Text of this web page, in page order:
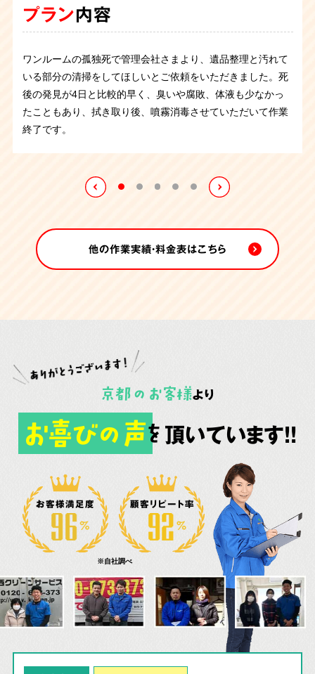
プラン内容
ワンルームの孤独死で管理会社さまより、遺品整理と汚れて
いる部分の清掃をしてほしいとご依頼をいただきました。死
後の発見が4日と比較的早く、臭いや腐敗、体液も少なかっ
たこともあり、拭き取り後、噴霧消毒させていただいて作業
終了です。
プラン内容
京都府のお客さまより、ゴミ屋敷で孤独死されたというご依
頼を受け、片付けに伴い遺品整理と特殊清掃を承りました。
孤独死現場ということで特殊清掃と遺品整理、そして部屋の
片付けをさせていただきました。現場は刺激臭と大量の害虫
が繁殖していたので大変な作業になりました。丸2日かけて
の作業となりましたが無事に終えることが出来ました。
プラン内容
トイレでの孤独死、特殊清掃作業です。死後発見が遅かった
ので腐敗が進行し体液が下地にも広がっていました。異臭も
発生していたので体液が染みた床など汚染箇所は全て取り払
ってオゾン施工を行うことになりました。作業が終わるとご
プラン内容
ここ最近、ゴミ屋敷で孤独死されたというご依頼がいくつか
ありましたが、コチラも同じ状況です。しかし今回は丸2日
の作業となり特に大変でした。ご遺体は死後すぐに搬送され
たとの事で孤独死の現場特有の異臭はありませんでしたがゴ
ミの中に大量の害虫が繁殖していたのです。1日目は害虫が
動き回る中で片付け、作業終了後に害虫駆除剤を燻煙し、2
日目の作業に入りました。
プラン内容
親族から孤独死の特殊清掃のご依頼です。ベットの上でお亡
くなられたようで臭いがある状態でした。しかし、布団やベ
ッドを運び出して片付けていくうちに臭いはやわらぎ、作業
後に噴霧消毒させていただきました。作業中に出てきたお写
他の作業実績・料金表はこちら
京都 の お客様より
お喜びの声を 頂いています!!
お客様満足度 顧客リピート率
※自社調べ